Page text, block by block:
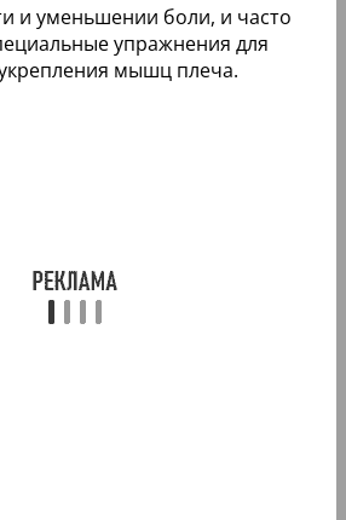
и уменьшении боли, и часто
упражнения для
мышц плеча.